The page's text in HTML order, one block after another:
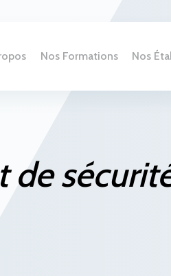
Nos Formations Nos
de